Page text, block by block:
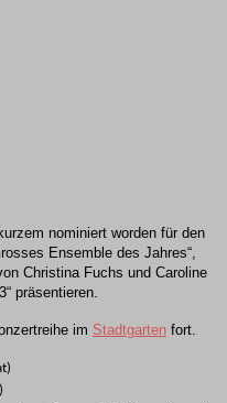
nominiert worden für den
Ensemble des Jahres“,
Christina Fuchs und Caroline
präsentieren.
im Stadtgarten fort.